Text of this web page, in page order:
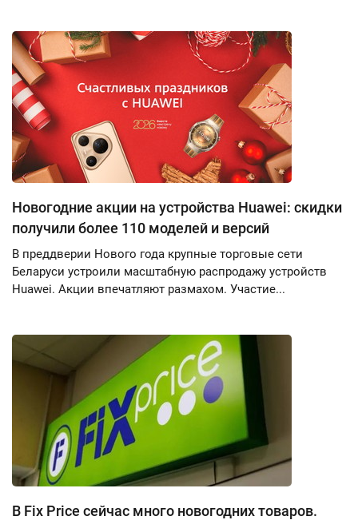
Новогодние акции на устройства Huawei: скидки
получили более 110 моделей и версий
В преддверии Нового года крупные торговые сети
Беларуси устроили масштабную распродажу устройств
Huawei. Акции впечатляют размахом. Участие...
В Fix Price сейчас много новогодних товаров.